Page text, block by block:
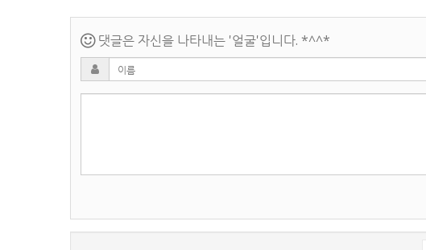
댓글은 자신을 나타내는 '얼굴'입니다. *^^*